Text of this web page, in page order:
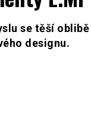
se těší
designu.